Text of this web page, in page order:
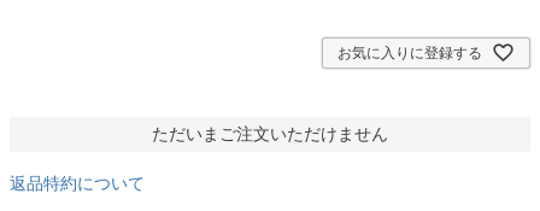
お気に入りに登録する
ただいまご注文いただけません
返品特約について